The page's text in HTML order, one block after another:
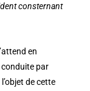
consternant
en
par
de cette